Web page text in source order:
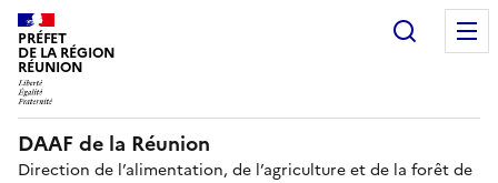
PRÉFET
DE LA RÉGION
RÉUNION
DAAF de la Réunion
Direction de l’alimentation, de l’agriculture et de la forêt de